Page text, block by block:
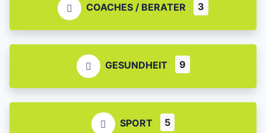
COACHES / BERATER 3
GESUNDHEIT 9
SPORT 5